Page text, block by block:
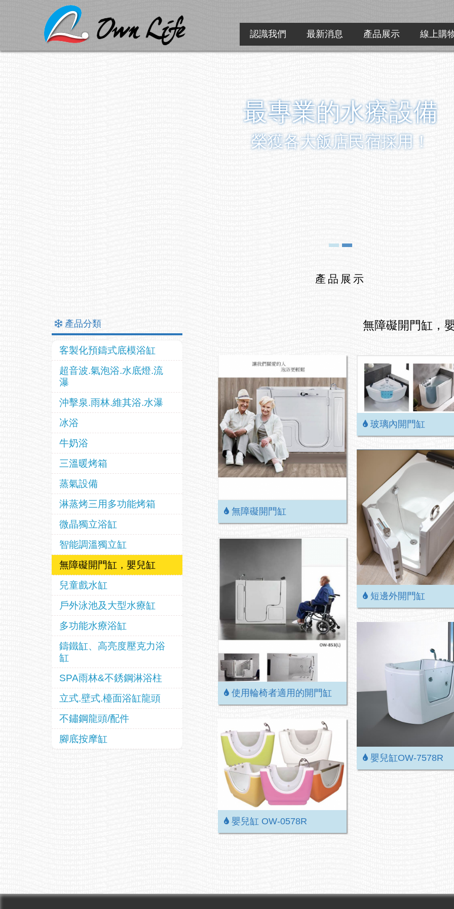
最專業的水療設備
榮獲各大飯店民宿採用！
認識我們 最新消息 產品展示 線上購
產品展示
產品分類
客製化預鑄式底模浴缸
超音波.氣泡浴.水底燈.流
瀑
沖擊泉.雨林.維其浴.水瀑
冰浴
牛奶浴
三溫暖烤箱
蒸氣設備
淋蒸烤三用多功能烤箱
微晶獨立浴缸
智能調溫獨立缸
無障礙開門缸，嬰兒缸
兒童戲水缸
戶外泳池及大型水療缸
多功能水療浴缸
鑄鐵缸、高亮度壓克力浴
缸
SPA雨林&不銹鋼淋浴柱
立式.壁式.檯面浴缸龍頭
不鏽鋼龍頭/配件
腳底按摩缸
無障礙開門缸，
無障礙開門缸
玻璃內開門缸
短邊外開門缸
使用輪椅者適用的開門缸
嬰兒缸OW-7578R
嬰兒缸 OW-0578R